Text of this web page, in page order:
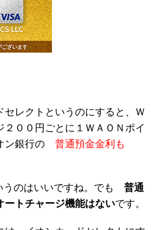
セレクトというのにすると、Ｗ
２００円ごとに１ＷＡＯＮポイ
ン銀行の 普通預金金利も
うのはいいですね。でも 普通
ートチャージ機能はないです。